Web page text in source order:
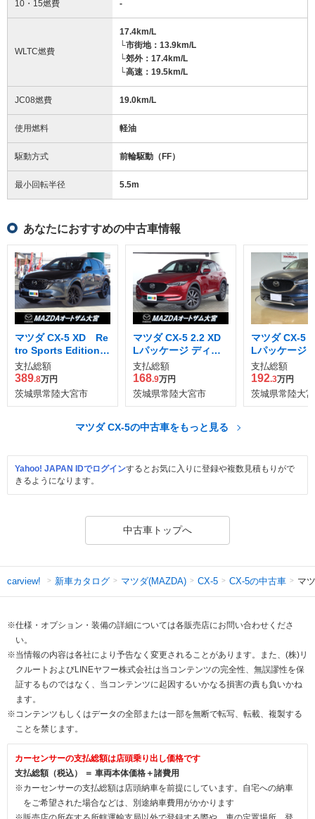
10・15燃費 -
WLTC燃費
17.4km/L
└市街地：13.9km/L
└郊外：17.4km/L
└高速：19.5km/L
JC08燃費 19.0km/L
使用燃料 軽油
駆動方式 前輪駆動（FF）
最小回転半径 5.5m
あなたにおすすめの中古車情報
マツダ CX-5 XD Re
tro Sports Edition
特別仕様車
支払総額
389.8万円
茨城県常陸大宮市
マツダ CX-5 2.2 XD
Lパッケージ ディー
ゼルターボ
支払総額
168.9万円
茨城県常陸大宮市
マツダ CX-5
Lパッケージ
ゼルターボ
支払総額
192.3万円
茨城県常陸大
マツダ CX-5の中古車をもっと見る
Yahoo! JAPAN IDでログインするとお気に入りに登録や複数見積もりがで
きるようになります。
中古車トップへ
carview! 新車カタログ マツダ(MAZDA) CX-5 CX-5の中古車 マ
※仕様・オプション・装備の詳細については各販売店にお問い合わせくださ
い。
※当情報の内容は各社により予告なく変更されることがあります。また、(株)リ
クルートおよびLINEヤフー株式会社は当コンテンツの完全性、無誤謬性を保
証するものではなく、当コンテンツに起因するいかなる損害の責も負いかね
ます。
※コンテンツもしくはデータの全部または一部を無断で転写、転載、複製する
ことを禁じます。
カーセンサーの支払総額は店頭乗り出し価格です
支払総額（税込） ＝ 車両本体価格＋諸費用
※カーセンサーの支払総額は店頭納車を前提にしています。自宅への納車
をご希望された場合などは、別途納車費用がかかります